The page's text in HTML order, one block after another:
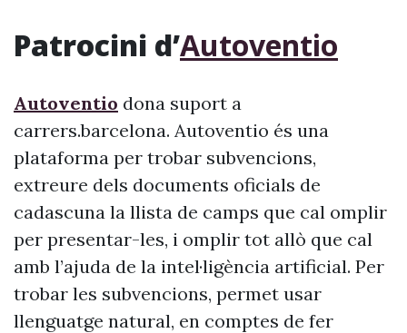
Patrocini d’Autoventio
Autoventio dona suport a
carrers.barcelona. Autoventio és una
plataforma per trobar subvencions,
extreure dels documents oficials de
cadascuna la llista de camps que cal omplir
per presentar-les, i omplir tot allò que cal
amb l’ajuda de la intel·ligència artificial. Per
trobar les subvencions, permet usar
llenguatge natural, en comptes de fer